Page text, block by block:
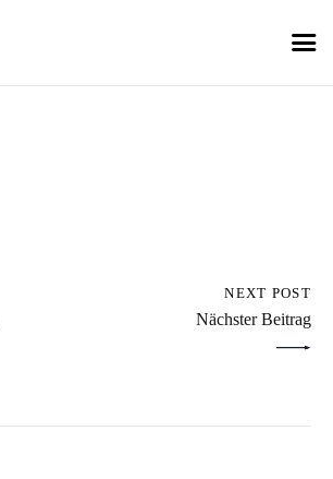
NEXT POST
Nächster Beitrag